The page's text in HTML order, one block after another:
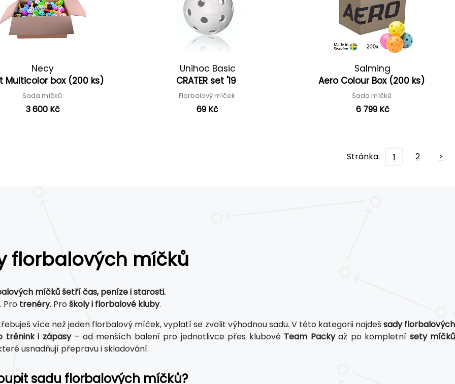
Necy
Multicolor box (200 ks)
Sada míčků
3 600 Kč
Unihoc Basic
CRATER set '19
Florbalový míček
69 Kč
Salming
Aero Colour Box (200 ks)
Sada míčků
6 799 Kč
Stránka: 1 2 >
florbalových míčků
míčků šetří čas, peníze i starosti.
. Pro trenéry. Proškoly i florbalové kluby.
více než jeden florbalový míček, vyplatí se zvolit výhodnou sadu. V této kategorii najdeš sady florbalových
trénink i zápasy– od menších balení pro jednotlivce přes klubové Team Packyaž po kompletní sety míčků
usnadňují přepravu i skladování.
sadu florbalových míčků?